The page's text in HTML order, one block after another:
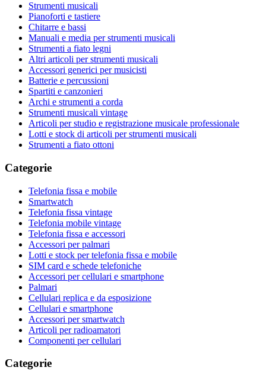
Strumenti musicali
Pianoforti e tastiere
Chitarre e bassi
Manuali e media per strumenti musicali
Strumenti a fiato legni
Altri articoli per strumenti musicali
Accessori generici per musicisti
Batterie e percussioni
Spartiti e canzonieri
Archi e strumenti a corda
Strumenti musicali vintage
Articoli per studio e registrazione musicale professionale
Lotti e stock di articoli per strumenti musicali
Strumenti a fiato ottoni
Categorie
Telefonia fissa e mobile
Smartwatch
Telefonia fissa vintage
Telefonia mobile vintage
Telefonia fissa e accessori
Accessori per palmari
Lotti e stock per telefonia fissa e mobile
SIM card e schede telefoniche
Accessori per cellulari e smartphone
Palmari
Cellulari replica e da esposizione
Cellulari e smartphone
Accessori per smartwatch
Articoli per radioamatori
Componenti per cellulari
Categorie